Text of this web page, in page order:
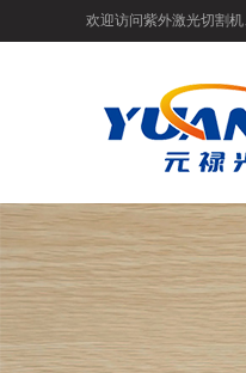
欢迎访问紫外激光切割